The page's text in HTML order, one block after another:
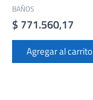
BAÑOS
$ 771.560,17
Agregar al carrito